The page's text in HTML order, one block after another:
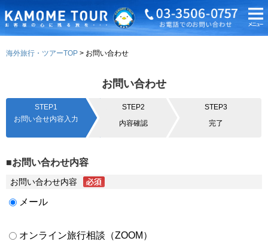
海外旅行・ツアーTOP お問い合わせ
お問い合わせ
STEP1
お問い合せ内容入力
STEP2
内容確認
STEP3
完了
■お問い合わせ内容
お問い合わせ内容
メール
オンライン旅行相談（ZOOM）